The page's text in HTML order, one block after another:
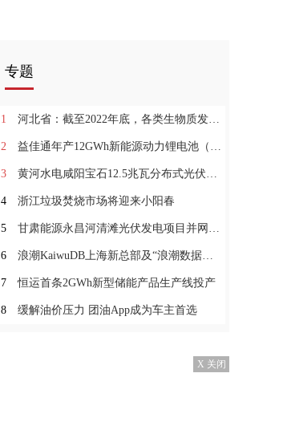
专题
1 河北省：截至2022年底，各类生物质发电装机容量总计约2191MW
2 益佳通年产12GWh新能源动力锂电池（一期）项目投产
3 黄河水电咸阳宝石12.5兆瓦分布式光伏项目并网发电
4 浙江垃圾焚烧市场将迎来小阳春
5 甘肃能源永昌河清滩光伏发电项目并网发电
6 浪潮KaiwuDB上海新总部及“浪潮数据库产业联合实验室”落成
7 恒运首条2GWh新型储能产品生产线投产
8 缓解油价压力 团油App成为车主首选
X 关闭